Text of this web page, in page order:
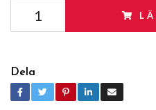
Dela